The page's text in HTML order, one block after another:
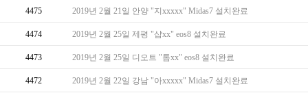
4475 2019년 2월 21일 안양 "지xxxxx" Midas7 설치완료
4474 2019년 2월 25일 제평 "샵xx" eos8 설치완료
4473 2019년 2월 25일 디오트 "톰xx" eos8 설치완료
4472 2019년 2월 22일 강남 "아xxxxx" Midas7 설치완료